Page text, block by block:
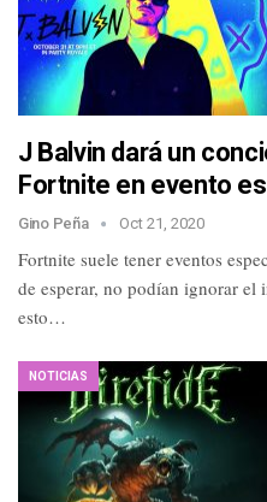
J Balvin dará un
Fortnite en evento
Gino Peña Oct 21, 2020
Fortnite suele tener eventos
de esperar, no podían ignorar el
esto…
NOTICIAS